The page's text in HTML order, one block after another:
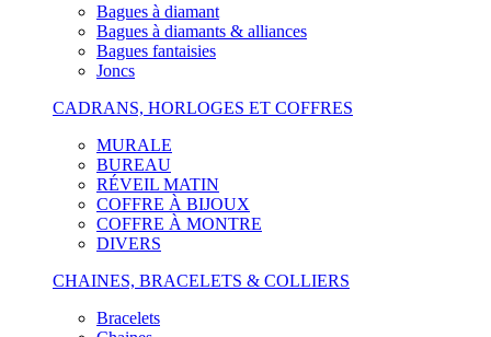
Bagues à diamant
Bagues à diamants & alliances
Bagues fantaisies
Joncs
CADRANS, HORLOGES ET COFFRES
MURALE
BUREAU
RÉVEIL MATIN
COFFRE À BIJOUX
COFFRE À MONTRE
DIVERS
CHAINES, BRACELETS & COLLIERS
Bracelets